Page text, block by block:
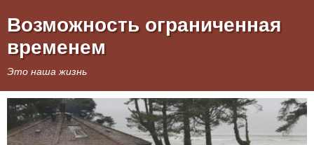
Возможность ограниченная
временем
Это наша жизнь